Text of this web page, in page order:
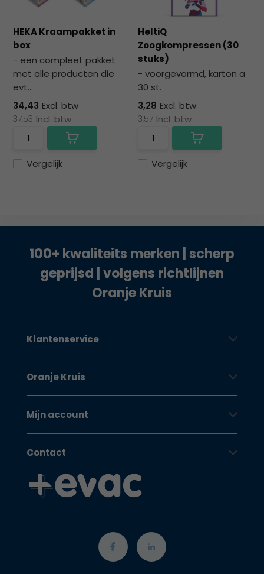
HEKA Kraampakket in
box
- een compleet pakket
met alle producten die
evt...
Vergelijk
34,43 Excl. btw
37,53 Incl. btw
HeltiQ
Zoogkompressen (30
stuks)
- voorgevormd, karton a
30 st.
Vergelijk
3,28 Excl. btw
3,57 Incl. btw
100+ kwaliteits merken | scherp
geprijsd | volgens richtlijnen
Oranje Kruis
Klantenservice
Oranje Kruis
Mijn account
Contact